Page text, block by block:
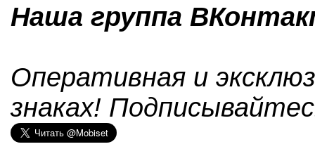
Наша группа
Оперативная и
знаках!